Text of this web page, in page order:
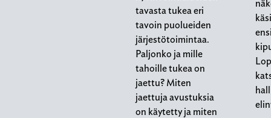
tavasta tukea eri
tavoin puolueiden
järjestötoimintaa.
Paljonko ja mille
tahoille tukea on
jaettu? Miten
jaettuja avustuksia
on käytetty ja miten